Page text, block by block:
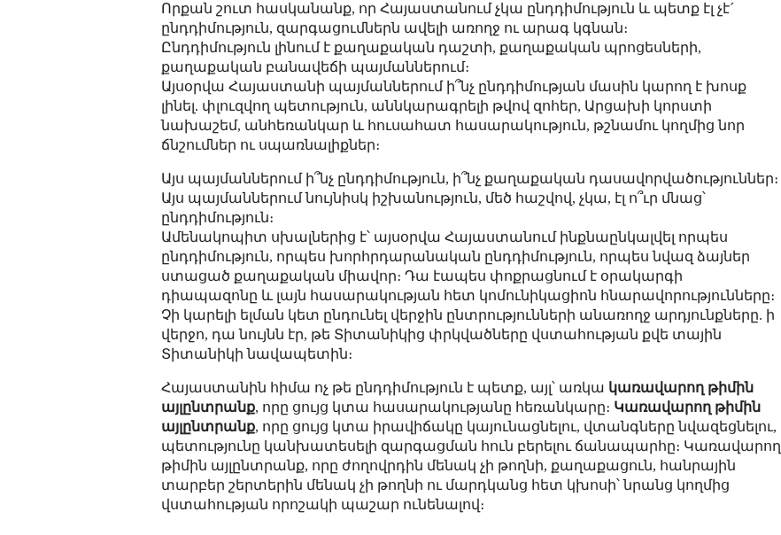
Որքան շուտ հասկանանք, որ Հայաստանում չկա ընդդիմություն և պետք էլ չէ´
ընդդիմություն, զարգացումներն ավելի առողջ ու արագ կգնան։
Ընդդիմություն լինում է քաղաքական դաշտի, քաղաքական պրոցեսների,
քաղաքական բանավեճի պայմաններում։
Այսօրվա Հայաստանի պայմաններում ի՞նչ ընդդիմության մասին կարող է խոսք
լինել. փլուզվող պետություն, աննկարագրելի թվով զոհեր, Արցախի կորստի
նախաշեմ, անհեռանկար և հուսահատ հասարակություն, թշնամու կողմից նոր
ճնշումներ ու սպառնալիքներ։
Այս պայմաններում ի՞նչ ընդդիմություն, ի՞նչ քաղաքական դասավորվածություններ։
Այս պայմաններում նույնիսկ իշխանություն, մեծ հաշվով, չկա, էլ ո՞ւր մնաց՝
ընդդիմություն։
Ամենակոպիտ սխալներից է՝ այսօրվա Հայաստանում ինքնաընկալվել որպես
ընդդիմություն, որպես խորհրդարանական ընդդիմություն, որպես նվազ ձայներ
ստացած քաղաքական միավոր։ Դա էապես փոքրացնում է օրակարգի
դիապազոնը և լայն հասարակության հետ կոմունիկացիոն հնարավորությունները։
Չի կարելի ելման կետ ընդունել վերջին ընտրությունների անառողջ արդյունքները. ի
վերջո, դա նույնն էր, թե Տիտանիկից փրկվածները վստահության քվե տային
Տիտանիկի նավապետին։
Հայաստանին հիմա ոչ թե ընդդիմություն է պետք, այլ՝ առկա կառավարող թիմին
այլընտրանք, որը ցույց կտա հասարակությանը հեռանկարը։ Կառավարող թիմին
այլընտրանք, որը ցույց կտա իրավիճակը կայունացնելու, վտանգները նվազեցնելու,
պետությունը կանխատեսելի զարգացման հուն բերելու ճանապարհը։ Կառավարող
թիմին այլընտրանք, որը ժողովրդին մենակ չի թողնի, քաղաքացուն, հանրային
տարբեր շերտերին մենակ չի թողնի ու մարդկանց հետ կխոսի՝ նրանց կողմից
վստահության որոշակի պաշար ունենալով։